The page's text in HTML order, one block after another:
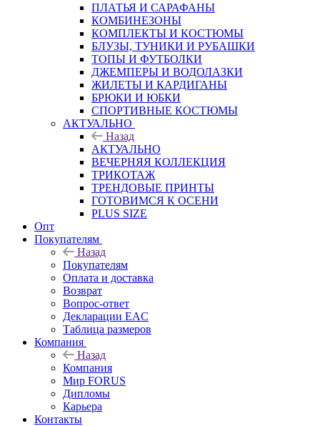
ПЛАТЬЯ И САРАФАНЫ
КОМБИНЕЗОНЫ
КОМПЛЕКТЫ И КОСТЮМЫ
БЛУЗЫ, ТУНИКИ И РУБАШКИ
ТОПЫ И ФУТБОЛКИ
ДЖЕМПЕРЫ И ВОДОЛАЗКИ
ЖИЛЕТЫ И КАРДИГАНЫ
БРЮКИ И ЮБКИ
СПОРТИВНЫЕ КОСТЮМЫ
АКТУАЛЬНО
Назад
АКТУАЛЬНО
ВЕЧЕРНЯЯ КОЛЛЕКЦИЯ
ТРИКОТАЖ
ТРЕНДОВЫЕ ПРИНТЫ
ГОТОВИМСЯ К ОСЕНИ
PLUS SIZE
Опт
Покупателям
Назад
Покупателям
Оплата и доставка
Возврат
Вопрос-ответ
Декларации EAC
Таблица размеров
Компания
Назад
Компания
Мир FORUS
Дипломы
Карьера
Контакты